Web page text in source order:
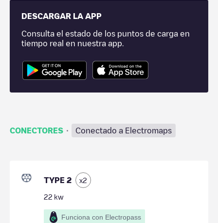
DESCARGAR LA APP
Consulta el estado de los puntos de carga en
tiempo real en nuestra app.
CONECTORES · Conectado a Electromaps
TYPE 2 x2
22 kw
Funciona con Electropass